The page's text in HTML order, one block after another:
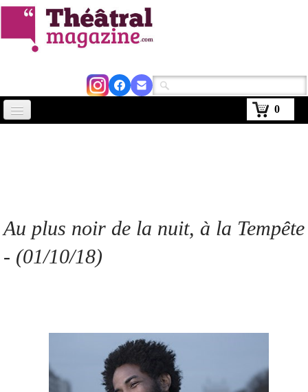
0
Agenda
Kiosque
Se connecter
Au plus noir de la nuit, à la Tempête
- (01/10/18)